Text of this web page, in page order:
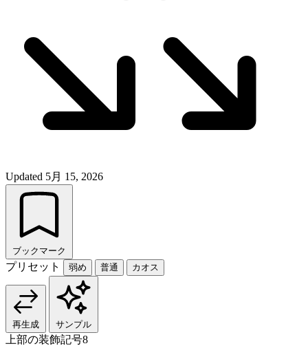
Updated 5月 15, 2026
ブックマーク
プリセット 弱め 普通 カオス
再生成 サンプル
上部の装飾記号8